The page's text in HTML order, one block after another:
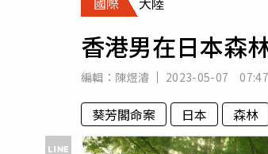
香港男在日本森
編輯： 陳煜濬 2023-05-07 07:47
葵芳閣命案 日本 森林